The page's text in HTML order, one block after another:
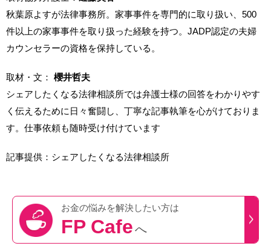
秋葉原よすが法律事務所。家事事件を専門的に取り扱い、500
件以上の家事事件を取り扱った経験を持つ。JADP認定の夫婦
カウンセラーの資格を保持している。
取材・文： 櫻井哲夫
シェアしたくなる法律相談所では弁護士様の回答をわかりやす
く伝えるために日々奮闘し、丁寧な記事執筆を心がけておりま
す。仕事依頼も随時受け付けています
記事提供：シェアしたくなる法律相談所
お金の悩みを解決したい方は
FP Cafeへ